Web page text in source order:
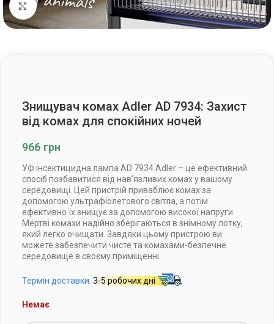
Клацніть, щоб збільшити
Знищувач комах Adler AD 7934: Захист
від комах для спокійних ночей
966 грн
УФ інсектицидна лампа AD 7934 Adler – це ефективний
спосіб позбавитися від нав’язливих комах у вашому
середовищі. Цей пристрій приваблює комах за
допомогою ультрафіолетового світла, а потім
ефективно їх знищує за допомогою високої напруги.
Мертві комахи надійно зберігаються в знімному лотку,
який легко очищати. Завдяки цьому пристрою ви
можете забезпечити чисте та комахами-безпечне
середовище в своєму приміщенні.
Термін доставки: 3-5 робочих дні
Немає